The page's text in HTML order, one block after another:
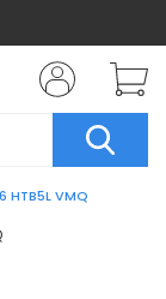
HTB5L VMQ